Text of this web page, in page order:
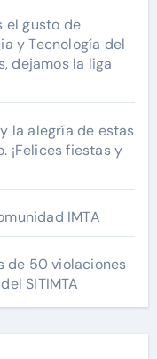
el gusto de
y Tecnología del
dejamos la liga
la alegría de estas
¡Felices fiestas y
IMTA
de 50 violaciones
SITIMTA